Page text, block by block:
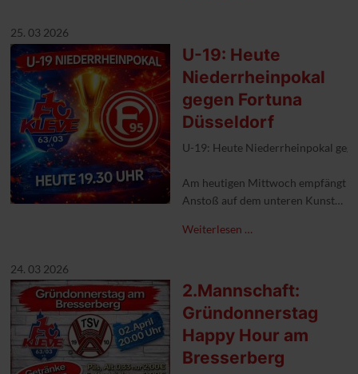
25. 03 2026
U-19: Heute
Niederrheinpokal
gegen Fortuna
Düsseldorf
U-19: Heute Niederrheinpokal
Am heutigen Mittwoch empfängt
Anstoß auf dem unteren
Auf geht's Kleve.
Weiterlesen …
24. 03 2026
2.Mannschaft:
Gründonnerstag
Happy Hour am
Bresserberg